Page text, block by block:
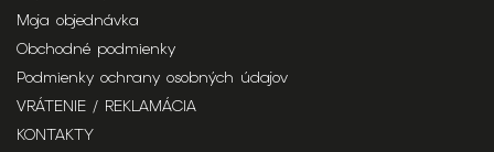
Moja objednávka
Obchodné podmienky
Podmienky ochrany osobných údajov
VRÁTENIE / REKLAMÁCIA
KONTAKTY